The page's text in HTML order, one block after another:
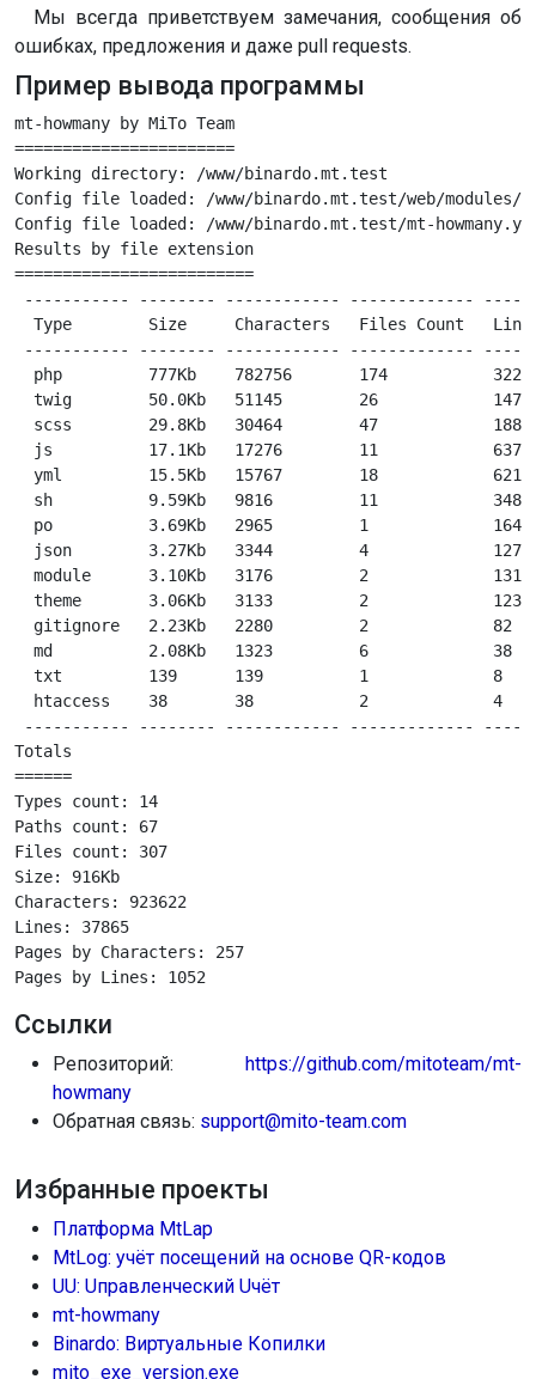
Мы всегда приветствуем замечания, сообщения об
ошибках, предложения и даже pull requests.
Пример вывода программы
mt-howmany by MiTo Team
=======================
Working directory: /www/binardo.mt.test
Config file loaded: /www/binardo.mt.test/web/modules/
Config file loaded: /www/binardo.mt.test/mt-
Results by file extension
=========================
----------- -------- ------------ -------------
Type        Size     Characters   Files Count
----------- -------- ------------ -------------
php         777Kb    782756       174
  twig        50.0Kb   51145        26            1471
  scss        29.8Kb   30464        47            1886
  js          17.1Kb   17276        11            637
  yml         15.5Kb   15767        18            621
  sh          9.59Kb   9816         11            348
  po          3.69Kb   2965         1             164
  json        3.27Kb   3344         4             127
  module      3.10Kb   3176         2             131
  theme       3.06Kb   3133         2             123
  gitignore   2.23Kb   2280         2             82
  md          2.08Kb   1323         6             38
  txt         139      139          1             8
  htaccess    38       38           2             4
----------- -------- ------------ -------------
Totals
======
Types count: 14
Paths count: 67
Files count: 307
Size: 916Kb
Characters: 923622
Lines: 37865
Pages by Characters: 257
Pages by Lines: 1052
Ссылки
Репозиторий: https://github.com/mitoteam/mt-
howmany
Обратная связь: support@mito-team.com
Избранные проекты
Платформа MtLap
MtLog: учёт посещений на основе QR-кодов
UU: Uправленческий Uчёт
mt-howmany
Binardo: Виртуальные Копилки
mito_exe_version.exe